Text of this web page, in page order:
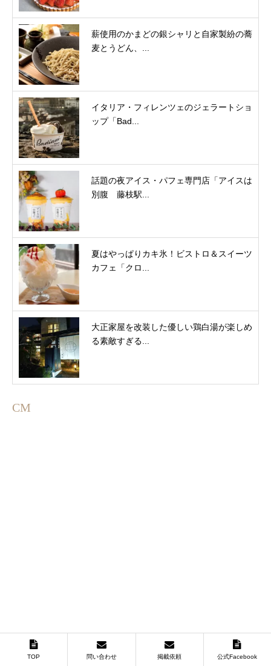
薪使用のかまどの銀シャリと自家製紛の蕎
麦とうどん、...
イタリア・フィレンツェのジェラートショ
ップ「Bad...
話題の夜アイス・パフェ専門店「アイスは
別腹 藤枝駅...
夏はやっぱりカキ氷！ビストロ＆スイーツ
カフェ「クロ...
大正家屋を改装した優しい鶏白湯が楽しめ
る素敵すぎる...
CM
TOP 問い合わせ 掲載依頼 公式Facebook